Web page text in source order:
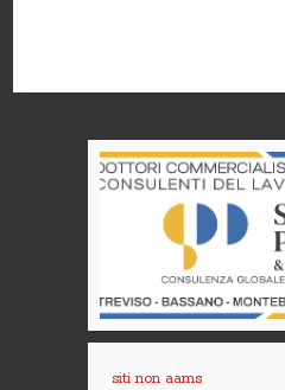
siti non aams